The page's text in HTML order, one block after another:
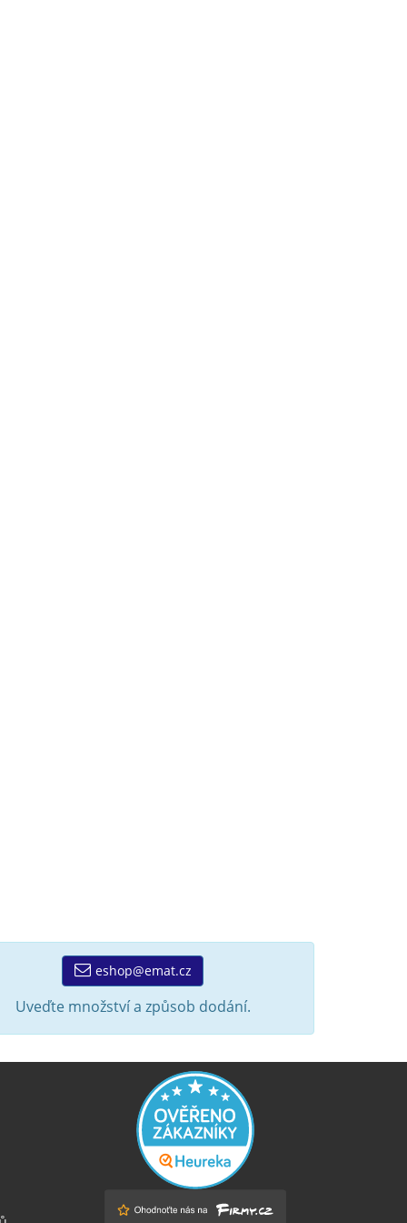
eshop@emat.cz
Uveďte množství a způsob dodání.